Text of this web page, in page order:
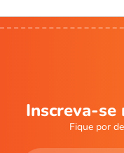
Inscreva-
Fique por